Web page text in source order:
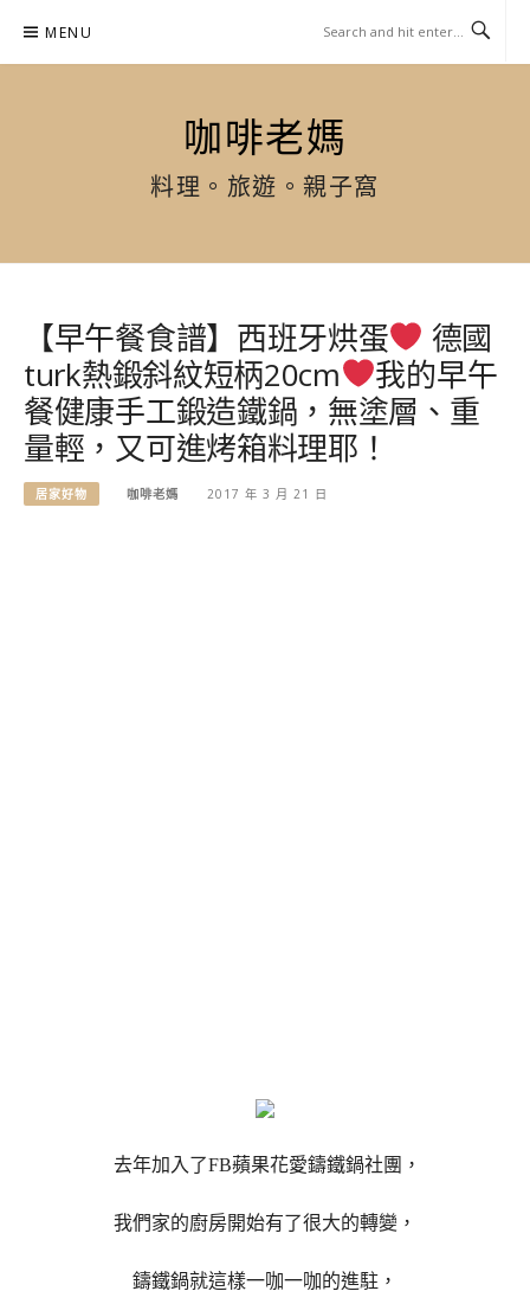
content
MENU
咖啡老媽
料理。旅遊。親子窩
【早午餐食譜】西班牙烘蛋
德國
turk熱鍛斜紋短柄20cm
我的早午
餐健康手工鍛造鐵鍋，無塗層、重
量輕，又可進烤箱料理耶！
居家好物 咖啡老媽 2017 年 3 月 21 日
去年加入了FB蘋果花愛鑄鐵鍋社團，
我們家的廚房開始有了很大的轉變，
鑄鐵鍋就這樣一咖一咖的進駐，